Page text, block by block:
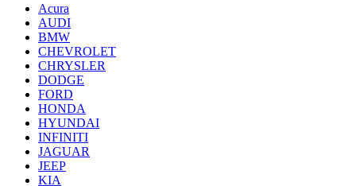
Acura
AUDI
BMW
CHEVROLET
CHRYSLER
DODGE
FORD
HONDA
HYUNDAI
INFINITI
JAGUAR
JEEP
KIA